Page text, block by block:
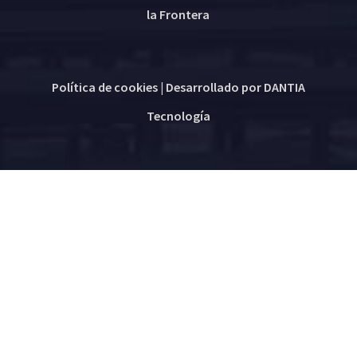
la Frontera
Política de cookies| Desarrollado por DANTIA
Tecnología